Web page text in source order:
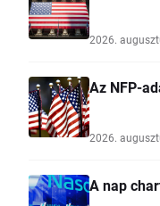
2026.
Az NFP-
2026.
A nap